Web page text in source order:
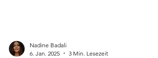
Nadine Badali
6. Jan. 2025
3 Min. Lesezeit